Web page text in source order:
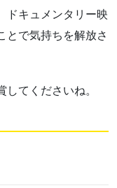
ドキュメンタリー映
とで気持ちを解放さ
てくださいね。